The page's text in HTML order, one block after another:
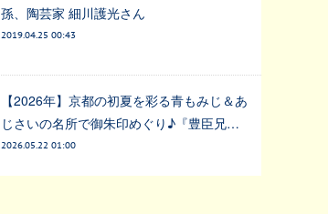
孫、陶芸家 細川護光さん
2019.04.25 00:43
【2026年】京都の初夏を彩る青もみじ＆あ
じさいの名所で御朱印めぐり♪『豊臣兄…
2026.05.22 01:00